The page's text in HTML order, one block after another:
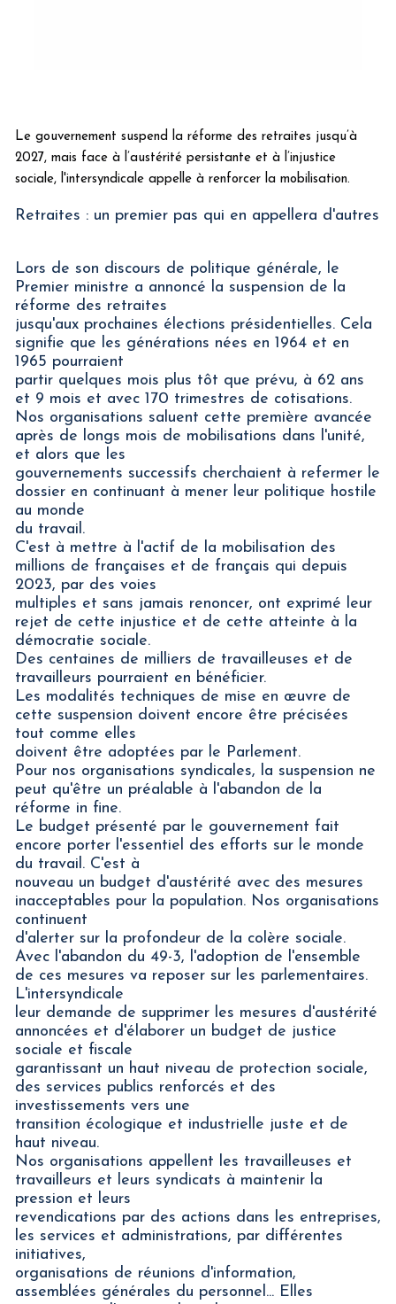
Le gouvernement suspend la réforme des retraites jusqu’à
2027, mais face à l’austérité persistante et à l’injustice
sociale, l'intersyndicale appelle à renforcer la mobilisation.
Retraites : un premier pas qui en appellera d'autres
Lors de son discours de politique générale, le
Premier ministre a annoncé la suspension de la
réforme des retraites
jusqu'aux prochaines élections présidentielles. Cela
signifie que les générations nées en 1964 et en
1965 pourraient
partir quelques mois plus tôt que prévu, à 62 ans
et 9 mois et avec 170 trimestres de cotisations.
Nos organisations saluent cette première avancée
après de longs mois de mobilisations dans l'unité,
et alors que les
gouvernements successifs cherchaient à refermer le
dossier en continuant à mener leur politique hostile
au monde
du travail.
C'est à mettre à l'actif de la mobilisation des
millions de françaises et de français qui depuis
2023, par des voies
multiples et sans jamais renoncer, ont exprimé leur
rejet de cette injustice et de cette atteinte à la
démocratie sociale.
Des centaines de milliers de travailleuses et de
travailleurs pourraient en bénéficier.
Les modalités techniques de mise en œuvre de
cette suspension doivent encore être précisées
tout comme elles
doivent être adoptées par le Parlement.
Pour nos organisations syndicales, la suspension ne
peut qu'être un préalable à l'abandon de la
réforme in fine.
Le budget présenté par le gouvernement fait
encore porter l'essentiel des efforts sur le monde
du travail. C'est à
nouveau un budget d'austérité avec des mesures
inacceptables pour la population. Nos organisations
continuent
d'alerter sur la profondeur de la colère sociale.
Avec l'abandon du 49-3, l'adoption de l'ensemble
de ces mesures va reposer sur les parlementaires.
L'intersyndicale
leur demande de supprimer les mesures d'austérité
annoncées et d'élaborer un budget de justice
sociale et fiscale
garantissant un haut niveau de protection sociale,
des services publics renforcés et des
investissements vers une
transition écologique et industrielle juste et de
haut niveau.
Nos organisations appellent les travailleuses et
travailleurs et leurs syndicats à maintenir la
pression et leurs
revendications par des actions dans les entreprises,
les services et administrations, par différentes
initiatives,
organisations de réunions d'information,
assemblées générales du personnel... Elles